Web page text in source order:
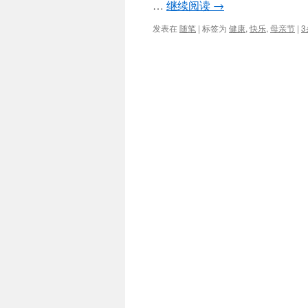
… 继续阅读 →
发表在随笔 | 标签为 健康, 快乐, 母亲节 | 3